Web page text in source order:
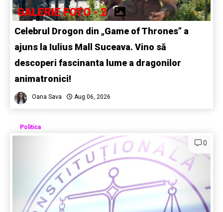
GALERIE FOTO - 2
Celebrul Drogon din „Game of Thrones” a
ajuns la Iulius Mall Suceava. Vino să
descoperi fascinanta lume a dragonilor
animatronici!
Oana Sava Aug 06, 2026
Politica
0